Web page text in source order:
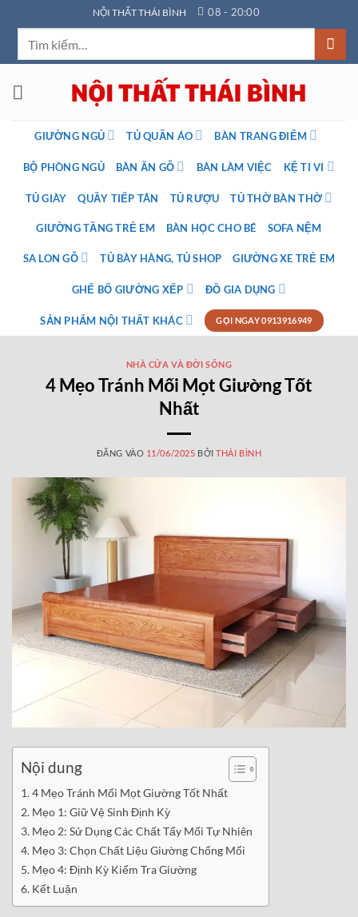
qua
dung
NỘI THẤT THÁI BÌNH 08 - 20:00
GIƯỜNG NGỦ TỦ QUẦN ÁO BÀN TRANG ĐIỂM
BỘ PHÒNG NGỦ BÀN ĂN GỖ BÀN LÀM VIỆC KỆ TI VI
TỦ GIÀY QUẦY TIẾP TÂN TỦ RƯỢU TỦ THỜ BÀN THỜ
GIƯỜNG TẦNG TRẺ EM BÀN HỌC CHO BÉ SOFA NỆM
SA LON GỖ TỦ BÀY HÀNG, TỦ SHOP GIƯỜNG XE TRẺ EM
GHẾ BỐ GIƯỜNG XẾP ĐỒ GIA DỤNG
SẢN PHẨM NỘI THẤT KHÁC GỌI NGAY 0913916949
NHÀ CỬA VÀ ĐỜI SỐNG
4 Mẹo Tránh Mối Mọt Giường Tốt
Nhất
ĐĂNG VÀO 11/06/2025 BỞITHÁI BÌNH
Nội dung
4 Mẹo Tránh Mối Mọt Giường Tốt Nhất
Mẹo 1: Giữ Vệ Sinh Định Kỳ
Mẹo 2: Sử Dụng Các Chất Tẩy Mối Tự Nhiên
Mẹo 3: Chọn Chất Liệu Giường Chống Mối
Mẹo 4: Định Kỳ Kiểm Tra Giường
Kết Luận